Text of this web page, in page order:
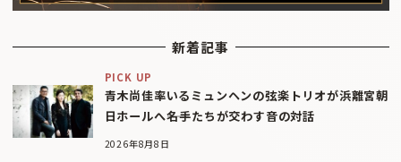
新着記事
PICK UP
青木尚佳率いるミュンヘンの弦楽トリオが浜離宮朝
日ホールへ――名手たちが交わす音の対話
2026年8月8日